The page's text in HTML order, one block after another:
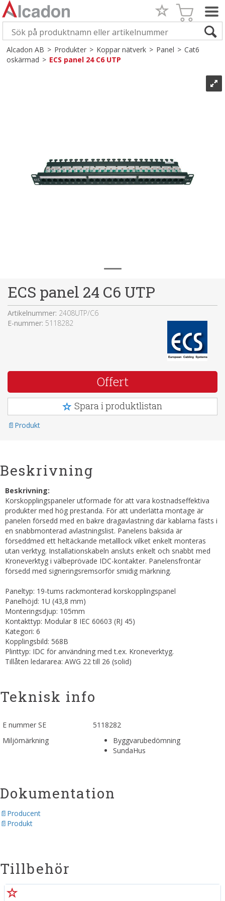
Alcadon AB>Produkter>Koppar nätverk>Panel>Cat6
oskärmad>ECS panel 24 C6 UTP
ECS panel 24 C6 UTP
Artikelnummer: 2408UTP/C6
E-nummer: 5118282
Offert
Spara i produktlistan
Produkt
Beskrivning
Beskrivning:
Korskopplingspaneler utformade för att vara kostnadseffektiva
produkter med hög prestanda. För att underlätta montage är
panelen försedd med en bakre dragavlastning där kablarna fästs i
en snabbmonterad avlastningslist. Panelens baksida är
förseddmed ett heltäckande metalllock vilket enkelt monteras
utan verktyg. Installationskabeln ansluts enkelt och snabbt med
Kroneverktyg i välbeprövade IDC-kontakter. Panelensfrontär
försedd med signeringsremsorför smidig märkning.
Paneltyp: 19-tums rackmonterad korskopplingspanel
Panelhöjd: 1U (43,8 mm)
Monteringsdjup: 105mm
Kontakttyp: Modular 8 IEC 60603 (RJ 45)
Kategori: 6
Kopplingsbild: 568B
Plinttyp: IDC för användning med t.ex. Kroneverktyg.
Tillåten ledararea: AWG 22 till 26 (solid)
Teknisk info
E nummer SE
5118282
Miljömärkning
Byggvarubedömning
SundaHus
Dokumentation
Producent
Produkt
Tillbehör